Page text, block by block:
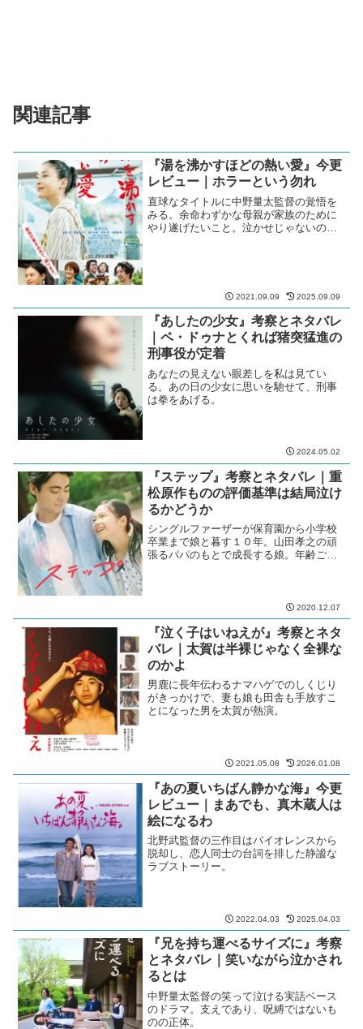
関連記事
『湯を沸かすほどの熱い愛』今更
レビュー｜ホラーという勿れ
直球なタイトルに中野量太監督の覚悟を
みる。余命わずかな母親が家族のために
やり遂げたいこと。泣かせじゃないのに
2021.09.09 2025.09.09
『あしたの少女』考察とネタバレ
｜ペ・ドゥナとくれば猪突猛進の
刑事役が定着
あなたの見えない眼差しを私は見てい
る。あの日の少女に思いを馳せて、刑事
は拳をあげる。
2024.05.02
『ステップ』考察とネタバレ｜重
松原作ものの評価基準は結局泣け
るかどうか
シングルファーザーが保育園から小学校
卒業まで娘と暮す１０年。山田孝之の頑
張るパパのもとで成長する娘。年齢ごと
2020.12.07
『泣く子はいねえが』考察とネタ
バレ｜太賀は半裸じゃなく全裸な
のかよ
男鹿に長年伝わるナマハゲでのしくじり
がきっかけで、妻も娘も田舎も手放すこ
とになった男を太賀が熱演。
2021.05.08 2026.01.08
『あの夏いちばん静かな海』今更
レビュー｜まあでも、真木蔵人は
絵になるわ
北野武監督の三作目はバイオレンスから
脱却し、恋人同士の台詞を排した静謐な
ラブストーリー。
2022.04.03 2025.04.03
『兄を持ち運べるサイズに』考察
とネタバレ｜笑いながら泣かされ
るとは
中野量太監督の笑って泣ける実話ベース
のドラマ。支えであり、呪縛ではないも
のの正体。